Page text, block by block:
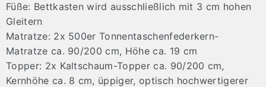
Füße: Bettkasten wird ausschließlich mit 3 cm hohen
Gleitern
Matratze: 2x 500er Tonnentaschenfederkern-
Matratze ca. 90/200 cm, Höhe ca. 19 cm
Topper: 2x Kaltschaum-Topper ca. 90/200 cm,
Kernhöhe ca. 8 cm, üppiger, optisch hochwertigerer